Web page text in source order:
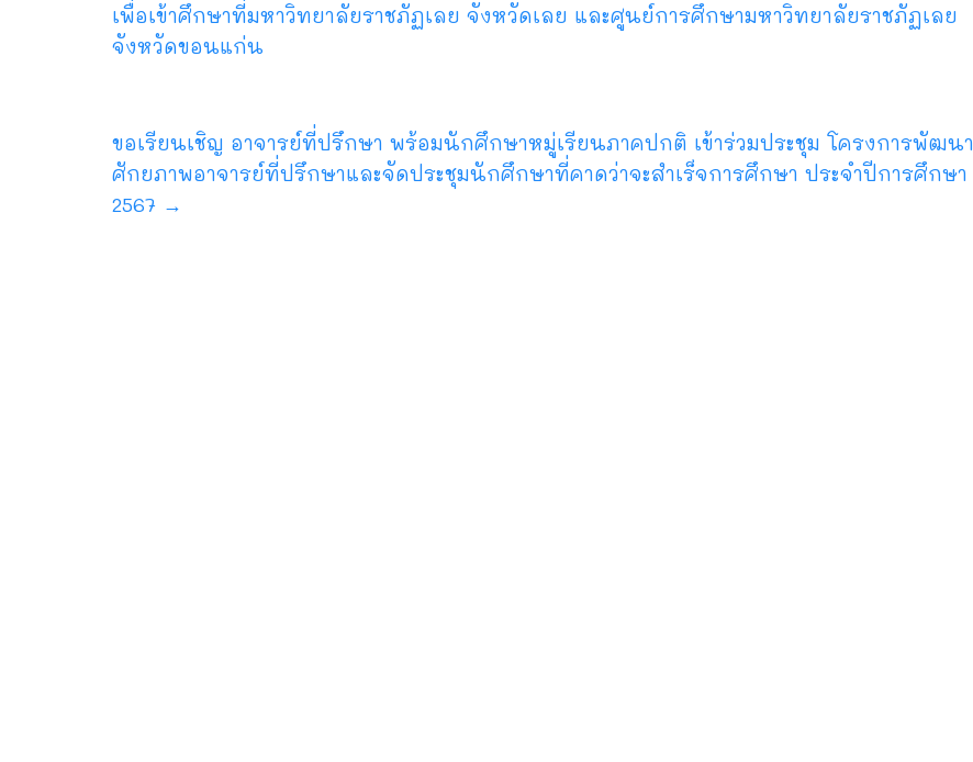
เพื่อเข้าศึกษาที่มหาวิทยาลัยราชภัฏเลย จังหวัดเลย และศูนย์การศึกษามหาวิทยาลัยราชภัฏเลย
จังหวัดขอนแก่น
ขอเรียนเชิญ อาจารย์ที่ปรึกษา พร้อมนักศึกษาหมู่เรียนภาคปกติ เข้าร่วมประชุม โครงการพัฒนา
ศักยภาพอาจารย์ที่ปรึกษาและจัดประชุมนักศึกษาที่คาดว่าจะสำเร็จการศึกษา ประจำปีการศึกษา
2567 →